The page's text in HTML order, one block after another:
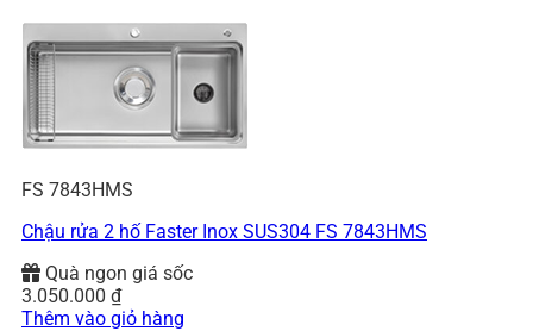
FS 7843HMS
Chậu rửa 2 hố Faster Inox SUS304 FS 7843HMS
Quà ngon giá sốc
3.050.000 ₫
Thêm vào giỏ hàng